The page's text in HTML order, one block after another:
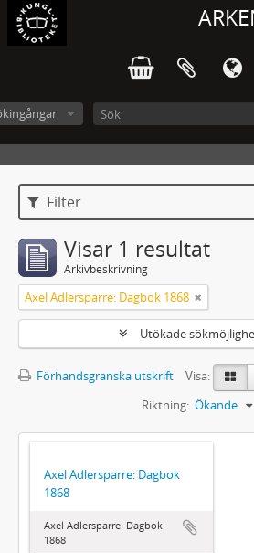
Filter
Visar 1 resultat
Arkivbeskrivning
Axel Adlersparre: Dagbok 1868
Utökade
Förhandsgranska utskrift
Visa:
Riktning: Ökande
Axel Adlersparre: Dagbok
1868
Axel Adlersparre: Dagbok
1868